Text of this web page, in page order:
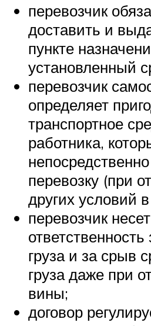
перевозчик
доставить и
пункте
установленный
перевозчик
определяет
транспортное
работника,
перевозку (при
других условий
перевозчик несет
груза и за срыв
груза даже при
вины;
договор